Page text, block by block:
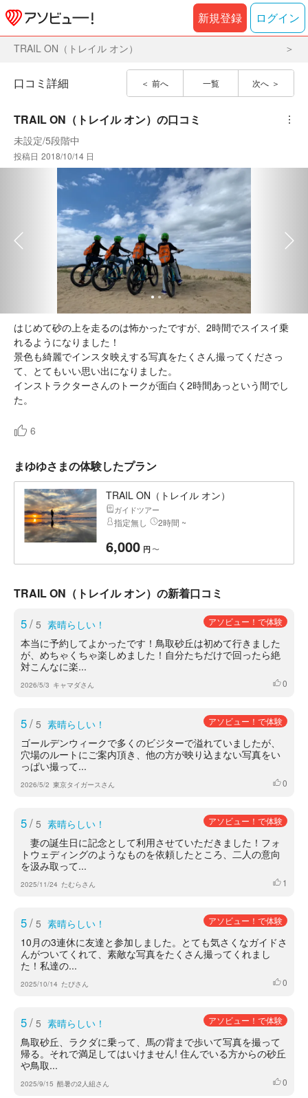
新規登録 ログイン
TRAIL ON（トレイル オン）
前へ 一覧 次へ
口コミ詳細
TRAIL ON（トレイル オン） の口コミ
︙
未設定/5段階中
投稿日 2018/10/14 日
はじめて砂の上を走るのは怖かったですが、2時間でスイスイ乗
れるようになりました！
景色も綺麗でインスタ映えする写真をたくさん撮ってくださっ
て、とてもいい思い出になりました。
インストラクターさんのトークが面白く2時間あっという間でし
た。
6
まゆゆさまの体験したプラン
TRAIL ON（トレイル オン）
ガイドツアー
指定無し 2時間 ~
6,000 円 〜
TRAIL ON（トレイル オン）の新着口コミ
5/ 5 素晴らしい！ アソビュー！で体験
本当に予約してよかったです！鳥取砂丘は初めて行きました
が、めちゃくちゃ楽しめました！自分たちだけで回ったら絶
対こんなに楽...
2026/5/3 キャマダさん いいね
0
5/ 5 素晴らしい！ アソビュー！で体験
ゴールデンウィークで多くのビジターで溢れていましたが、
穴場のルートにご案内頂き、他の方が映り込まない写真をい
っぱい撮って...
2026/5/2 東京タイガースさん いいね
0
5/ 5 素晴らしい！ アソビュー！で体験
妻の誕生日に記念として利用させていただきました！フォ
トウェディングのようなものを依頼したところ、二人の意向
を汲み取って...
2025/11/24 たむらさん いいね
1
5/ 5 素晴らしい！ アソビュー！で体験
10月の3連休に友達と参加しました。とても気さくなガイドさ
んがついてくれて、素敵な写真をたくさん撮ってくれまし
た！私達の...
2025/10/14 たぴさん いいね
0
5/ 5 素晴らしい！ アソビュー！で体験
鳥取砂丘、ラクダに乗って、馬の背まで歩いて写真を撮って
帰る。それで満足してはいけません! 住んでいる方からの砂丘
や鳥取...
2025/9/15 酷暑の2人組さん いいね
0